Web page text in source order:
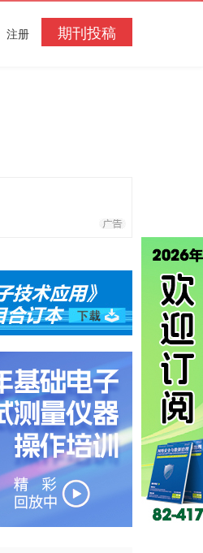
期刊投稿
注册